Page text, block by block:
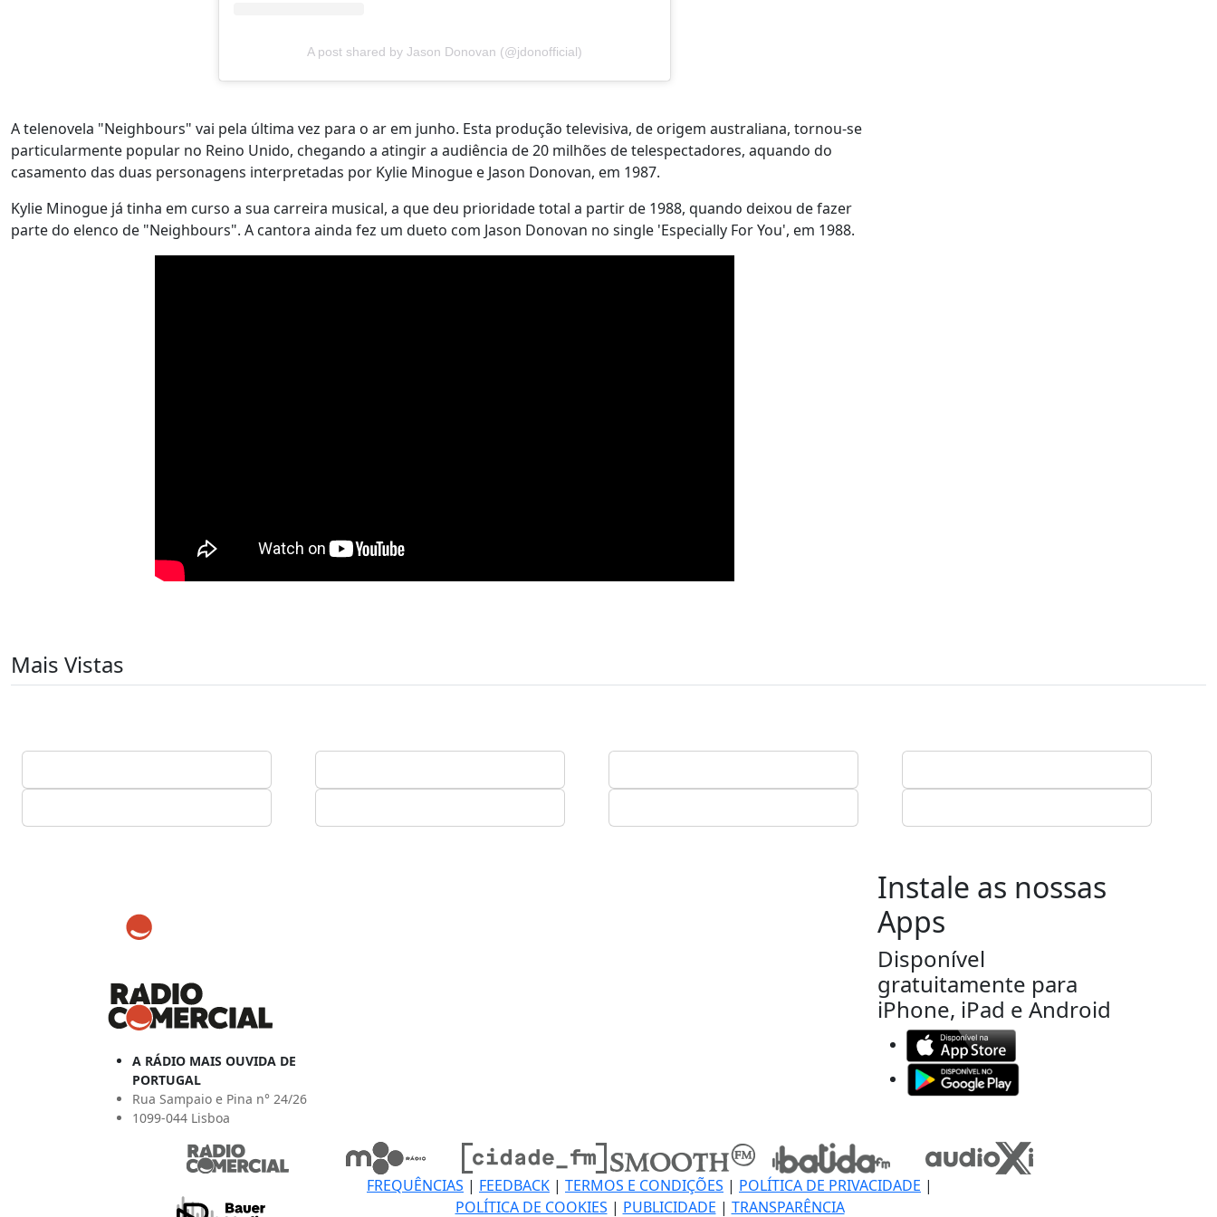
A post shared by Jason Donovan (@jdonofficial)
A telenovela "Neighbours" vai pela última vez para o ar em junho. Esta produção televisiva, de origem australiana, tornou-se
particularmente popular no Reino Unido, chegando a atingir a audiência de 20 milhões de telespectadores, aquando do
casamento das duas personagens interpretadas por Kylie Minogue e Jason Donovan, em 1987.
Kylie Minogue já tinha em curso a sua carreira musical, a que deu prioridade total a partir de 1988, quando deixou de fazer
parte do elenco de "Neighbours". A cantora ainda fez um dueto com Jason Donovan no single 'Especially For You', em 1988.
Mais Vistas
A RÁDIO MAIS OUVIDA DE
PORTUGAL
Rua Sampaio e Pina n° 24/26
1099-044 Lisboa
Instale as nossas
Apps
Disponível
gratuitamente para
iPhone, iPad e Android
FREQUÊNCIAS | FEEDBACK | TERMOS E CONDIÇÕES | POLÍTICA DE PRIVACIDADE |
POLÍTICA DE COOKIES | PUBLICIDADE | TRANSPARÊNCIA